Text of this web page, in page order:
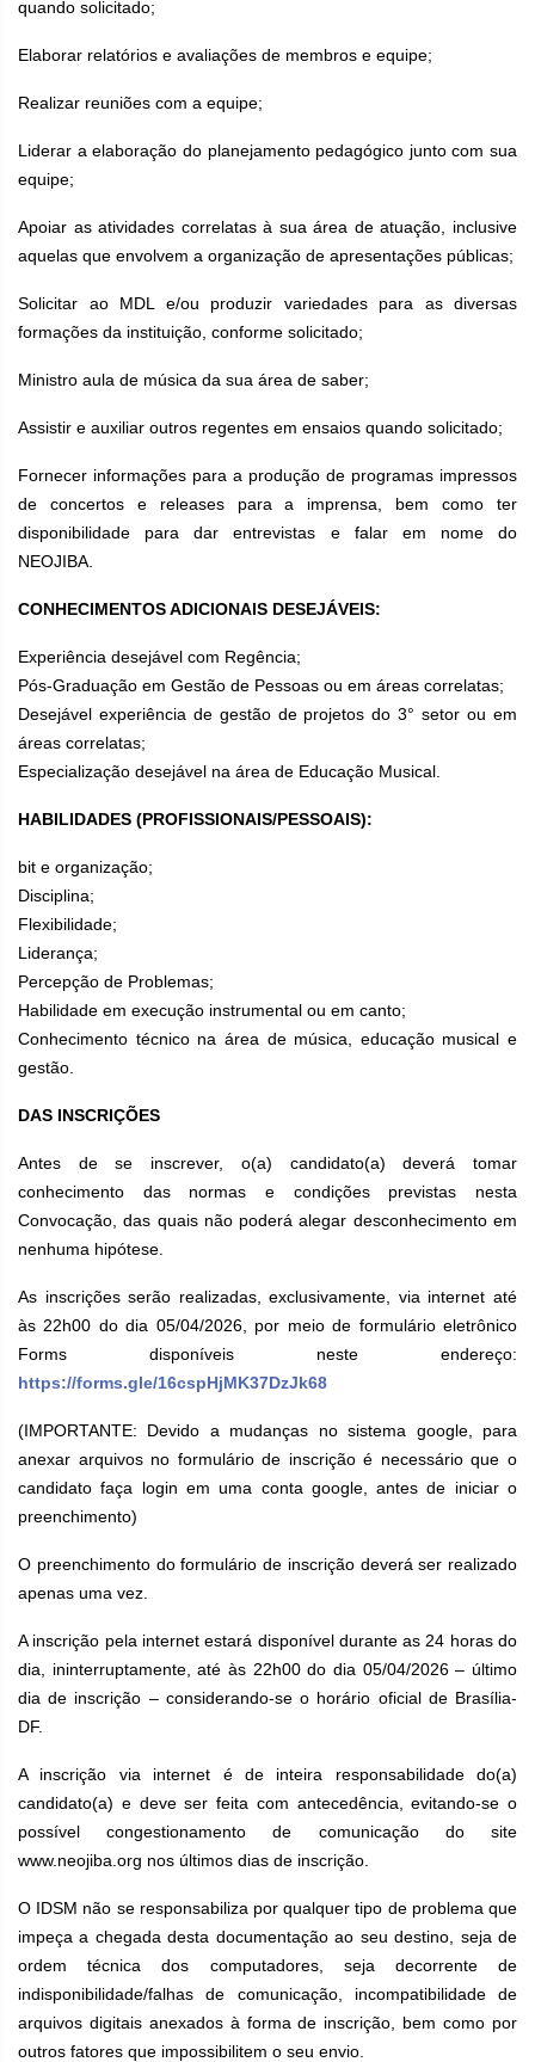
quando solicitado;
Elaborar relatórios e avaliações de membros e equipe;
Realizar reuniões com a equipe;
Liderar a elaboração do planejamento pedagógico junto com sua
equipe;
Apoiar as atividades correlatas à sua área de atuação, inclusive
aquelas que envolvem a organização de apresentações públicas;
Solicitar ao MDL e/ou produzir variedades para as diversas
formações da instituição, conforme solicitado;
Ministro aula de música da sua área de saber;
Assistir e auxiliar outros regentes em ensaios quando solicitado;
Fornecer informações para a produção de programas impressos
de concertos e releases para a imprensa, bem como ter
disponibilidade para dar entrevistas e falar em nome do
NEOJIBA.
CONHECIMENTOS ADICIONAIS DESEJÁVEIS:
Experiência desejável com Regência;
Pós-Graduação em Gestão de Pessoas ou em áreas correlatas;
Desejável experiência de gestão de projetos do 3° setor ou em
áreas correlatas;
Especialização desejável na área de Educação Musical.
HABILIDADES (PROFISSIONAIS/PESSOAIS):
bit e organização;
Disciplina;
Flexibilidade;
Liderança;
Percepção de Problemas;
Habilidade em execução instrumental ou em canto;
Conhecimento técnico na área de música, educação musical e
gestão.
DAS INSCRIÇÕES
Antes de se inscrever, o(a) candidato(a) deverá tomar
conhecimento das normas e condições previstas nesta
Convocação, das quais não poderá alegar desconhecimento em
nenhuma hipótese.
As inscrições serão realizadas, exclusivamente, via internet até
às 22h00 do dia 05/04/2026, por meio de formulário eletrônico
Forms disponíveis neste endereço:
https://forms.gle/16cspHjMK37DzJk68
(IMPORTANTE: Devido a mudanças no sistema google, para
anexar arquivos no formulário de inscrição é necessário que o
candidato faça login em uma conta google, antes de iniciar o
preenchimento)
O preenchimento do formulário de inscrição deverá ser realizado
apenas uma vez.
A inscrição pela internet estará disponível durante as 24 horas do
dia, ininterruptamente, até às 22h00 do dia 05/04/2026 – último
dia de inscrição – considerando-se o horário oficial de Brasília-
DF.
A inscrição via internet é de inteira responsabilidade do(a)
candidato(a) e deve ser feita com antecedência, evitando-se o
possível congestionamento de comunicação do site
www.neojiba.org nos últimos dias de inscrição.
O IDSM não se responsabiliza por qualquer tipo de problema que
impeça a chegada desta documentação ao seu destino, seja de
ordem técnica dos computadores, seja decorrente de
indisponibilidade/falhas de comunicação, incompatibilidade de
arquivos digitais anexados à forma de inscrição, bem como por
outros fatores que impossibilitem o seu envio.